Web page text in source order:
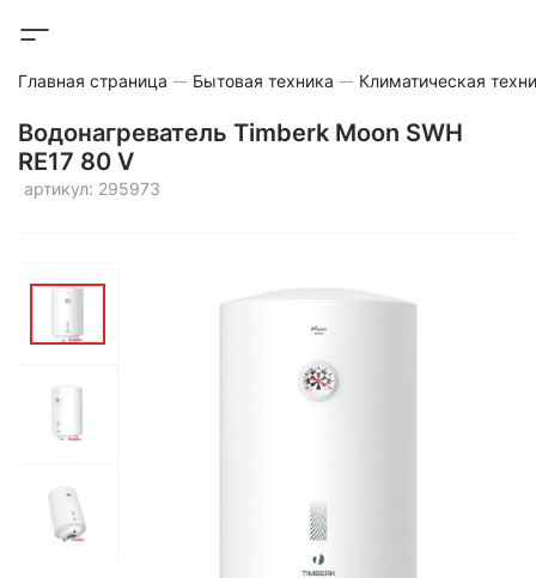
Главная страница Бытовая техника Климатическая
Водонагреватель Timberk Moon SWH
RE17 80 V
артикул: 295973